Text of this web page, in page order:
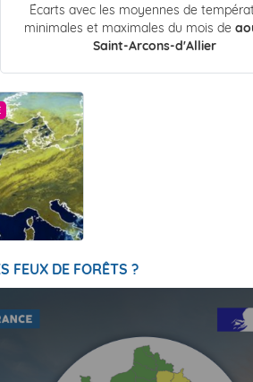
Écarts avec les moyennes de
minimales et maximales du mois de
Saint-Arcons-d'Allier
FEUX DE FORÊTS ?